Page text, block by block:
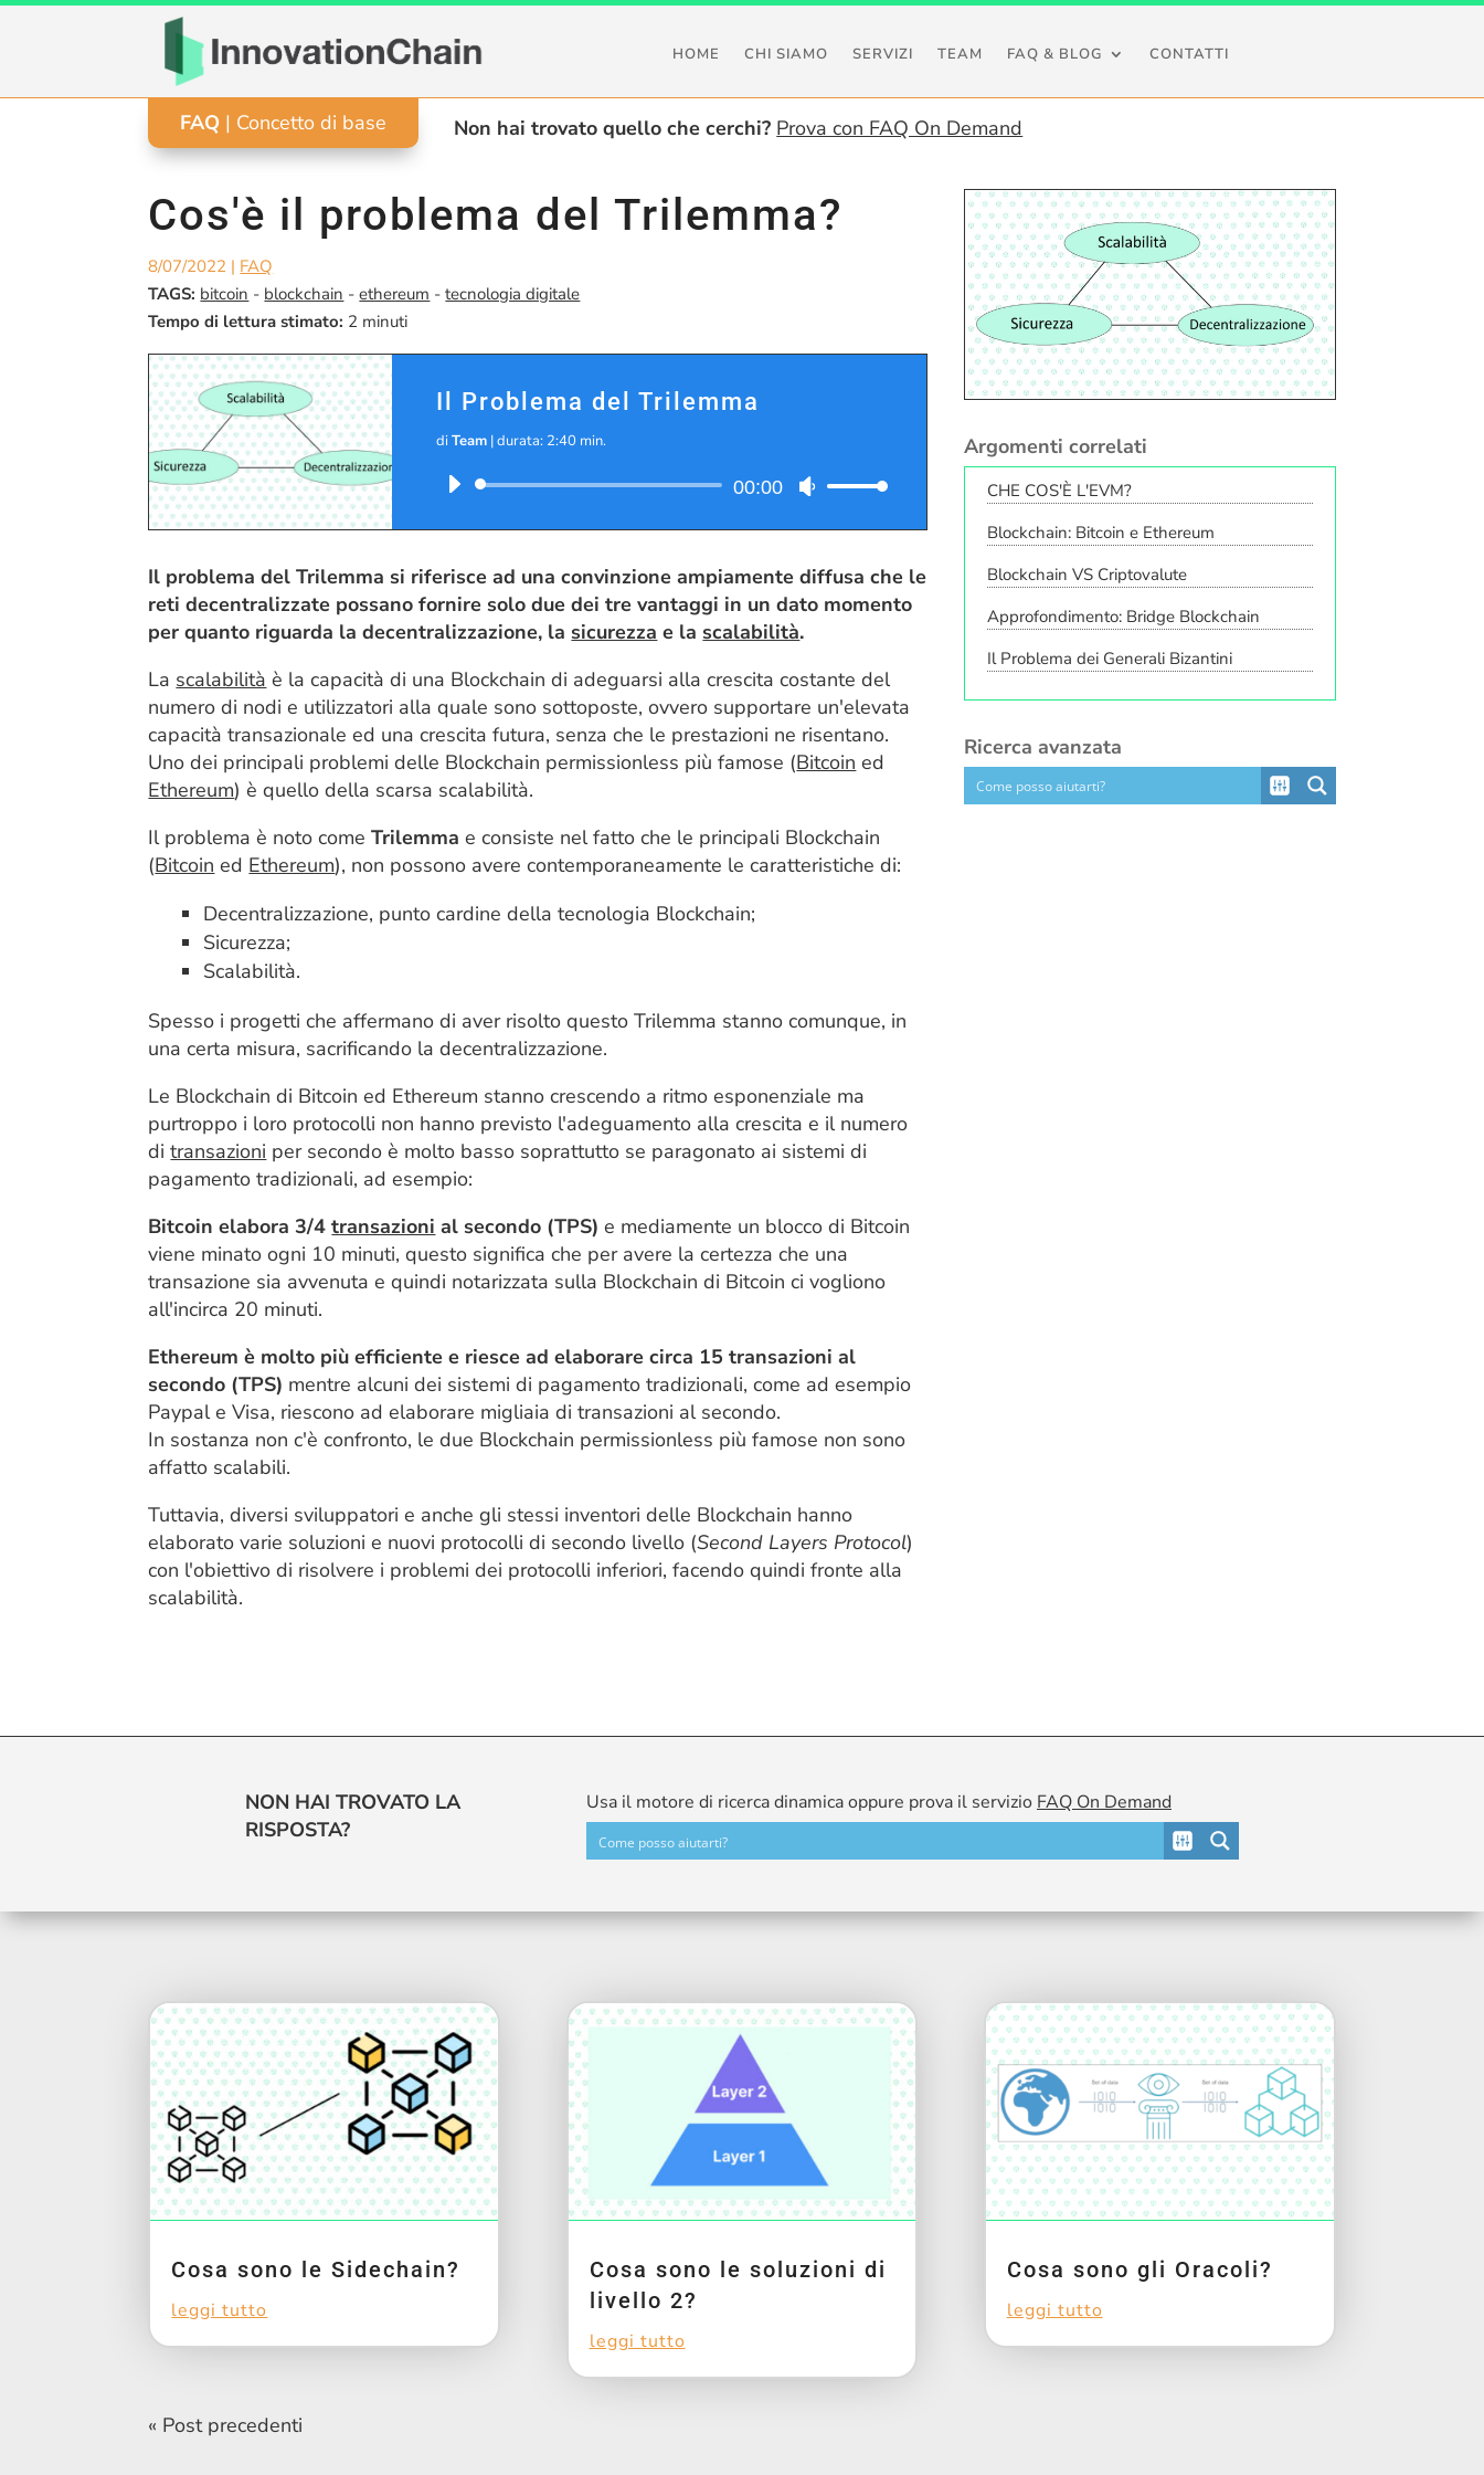
HOME CHI SIAMO SERVIZI TEAM FAQ & BLOG CONTATTI
FAQ | Concetto di base Non hai trovato quello che cerchi? Prova con FAQ On Demand
Cos'è il problema del Trilemma?
8/07/2022 | FAQ
TAGS: bitcoin - blockchain -ethereum -tecnologia digitale
Tempo di lettura stimato: 2 minuti
Il Problema del Trilemma
diTeam |durata: 2:40 min.
Audio
00:00
Usa
freccia
su/giù
o
diminuire
il
volume.
Il problema del Trilemma si riferisce ad una convinzione ampiamente diffusa che le
reti decentralizzate possano fornire solo due dei tre vantaggi in un dato momento
per quanto riguarda la decentralizzazione, la sicurezza e la scalabilità.
La scalabilità è la capacità di una Blockchain di adeguarsi alla crescita costante del
numero di nodi e utilizzatori alla quale sono sottoposte, ovvero supportare un'elevata
capacità transazionale ed una crescita futura, senza che le prestazioni ne risentano.
Uno dei principali problemi delle Blockchain permissionless più famose (Bitcoin ed
Ethereum) è quello della scarsa scalabilità.
Il problema è noto comeTrilemma e consiste nel fatto che le principali Blockchain
(Bitcoin ed Ethereum), non possono avere contemporaneamente le caratteristiche di:
Decentralizzazione, punto cardine della tecnologia Blockchain;
Sicurezza;
Scalabilità.
Spesso i progetti che affermano di aver risolto questo Trilemma stanno comunque, in
una certa misura, sacrificando la decentralizzazione.
Le Blockchain di Bitcoin ed Ethereum stanno crescendo a ritmo esponenziale ma
purtroppo i loro protocolli non hanno previsto l'adeguamento alla crescita e il numero
ditransazioni per secondo è molto basso soprattutto se paragonato ai sistemi di
pagamento tradizionali, ad esempio:
Bitcoin elabora 3/4transazioni al secondo (TPS) e mediamente un blocco di Bitcoin
viene minato ogni 10 minuti, questo significa che per avere la certezza che una
transazione sia avvenuta e quindi notarizzata sulla Blockchain di Bitcoin ci vogliono
all'incirca 20 minuti.
Ethereum è molto più efficiente e riesce ad elaborare circa 15 transazioni al
secondo (TPS) mentre alcuni dei sistemi di pagamento tradizionali, come ad esempio
Paypal e Visa, riescono ad elaborare migliaia di transazioni al secondo.
In sostanza non c'è confronto, le due Blockchain permissionless più famose non sono
affatto scalabili.
Tuttavia, diversi sviluppatori e anche gli stessi inventori delle Blockchain hanno
elaborato varie soluzioni e nuovi protocolli di secondo livello (Second Layers Protocol)
con l'obiettivo di risolvere i problemi dei protocolli inferiori, facendo quindi fronte alla
scalabilità.
Argomenti correlati
CHE COS'È L'EVM?
Blockchain: Bitcoin e Ethereum
Blockchain VS Criptovalute
Approfondimento: Bridge Blockchain
Il Problema dei Generali Bizantini
Ricerca avanzata
NON HAI TROVATO LA
RISPOSTA?
Usa il motore di ricerca dinamica oppure prova il servizio FAQ On Demand
Cosa sono le Sidechain?
leggi tutto
Cosa sono le soluzioni di
livello 2?
leggi tutto
Cosa sono gli Oracoli?
leggi tutto
« Post precedenti